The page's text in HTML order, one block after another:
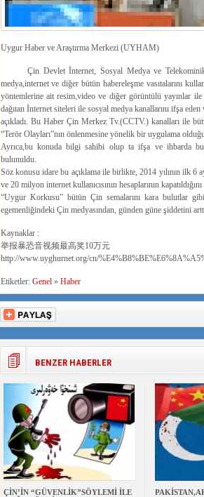
Uygur Haber ve Araştırma Merkezi (UYHAM)
Çin Devlet İnternet, Sosyal Medya ve
medya,internet ve diğer bütün habereleşme vasıtalarını
yöntemlerine ait resim,video ve diğer görüntülü yayınlar
dağıtan İnternet siteleri ile sosyal medya kanallarını ifşa
açıkladı. Bu Haber Çin Merkez Tv.(CCTV.) kanalları ile
“Terör Olayları”nın önlenmesine yönelik bir uygulama
Ayrıca,bu konuda bilgi sahibi olup ta ifşa ve ihbarda
bulunuldu.
Söz konusu idare bu açıklama ile birlikte, 2014 yılının ilk 6
ve 20 milyon internet kullanıcısının hesaplarının
“Uygur Korkusu” bütün Çin semalarını kara bulutlar
egemenliğindeki Çin medyasından, günden güne şiddetini
Kaynaklar :
举报暴恐音视频最高奖10万元
http://www.uyghurnet.org/cn/
Etiketler: Genel» Haber
BENZER HABERLER
ÇİN’İN “GÜVENLİK”SÖYLEMİ İLE